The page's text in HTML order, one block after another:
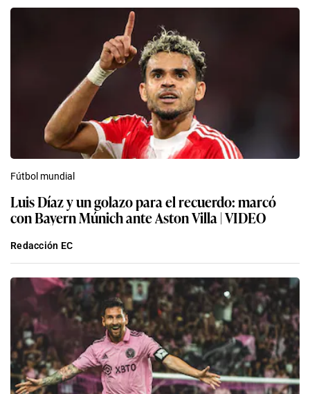
Fútbol mundial
Luis Díaz y un golazo para el recuerdo: marcó
con Bayern Múnich ante Aston Villa | VIDEO
Redacción EC